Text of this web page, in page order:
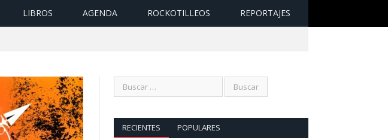
LIBROS AGENDA ROCKOTILLEOS REPORTAJES
RECIENTES POPULARES